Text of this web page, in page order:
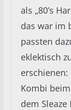
als „80’s
das war im
passten
eklektisch
Kombi
dem